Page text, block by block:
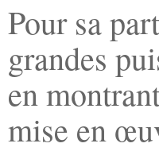
Pour sa
grandes
en
mise en